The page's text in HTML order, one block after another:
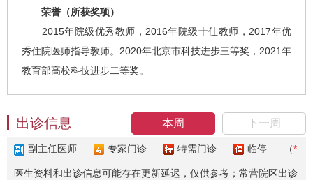
荣誉（所获奖项）
2015年院级优秀教师，2016年院级十佳教师，2017年优
秀住院医师指导教师。2020年北京市科技进步三等奖，2021年
教育部高校科技进步二等奖。
本周 下一周
出诊信息
副主任医师 专家门诊 特需门诊 临停 （*
医生资料和出诊信息可能存在更新延迟，仅供参考；常营院区出诊